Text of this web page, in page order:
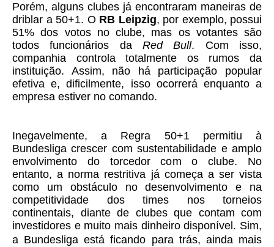
Porém, alguns clubes já encontraram maneiras de
driblar a 50+1. O RB Leipzig, por exemplo, possui
51% dos votos no clube, mas os votantes são
todos funcionários da Red Bull. Com isso,
companhia controla totalmente os rumos da
instituição. Assim, não há participação popular
efetiva e, dificilmente, isso ocorrerá enquanto a
empresa estiver no comando.
Inegavelmente, a Regra 50+1 permitiu à
Bundesligacrescer com sustentabilidade e amplo
envolvimento do torcedor com o clube. No
entanto,a norma restritiva já começa a ser vista
como um obstáculo no desenvolvimento e na
competitividade dos times nos torneios
continentais, diante de clubes que contam com
investidores e muito mais dinheiro disponível. Sim,
a Bundesliga está ficando para trás, ainda mais